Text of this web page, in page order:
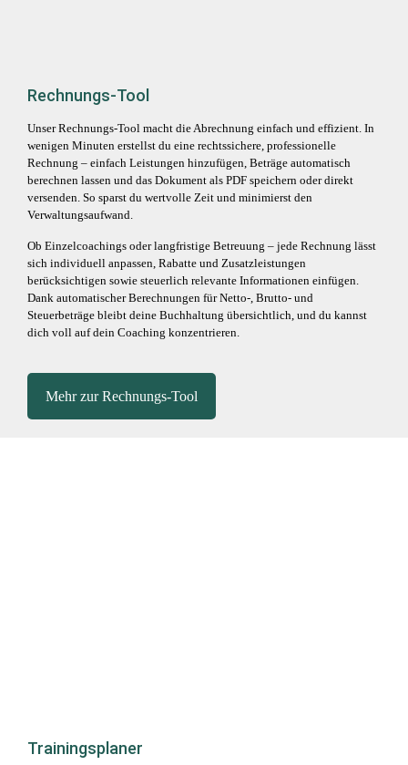
Rechnungs-Tool
Unser Rechnungs-Tool macht die Abrechnung einfach und effizient. In
wenigen Minuten erstellst du eine rechtssichere, professionelle
Rechnung – einfach Leistungen hinzufügen, Beträge automatisch
berechnen lassen und das Dokument als PDF speichern oder direkt
versenden. So sparst du wertvolle Zeit und minimierst den
Verwaltungsaufwand.
Ob Einzelcoachings oder langfristige Betreuung – jede Rechnung lässt
sich individuell anpassen, Rabatte und Zusatzleistungen
berücksichtigen sowie steuerlich relevante Informationen einfügen.
Dank automatischer Berechnungen für Netto-, Brutto- und
Steuerbeträge bleibt deine Buchhaltung übersichtlich, und du kannst
dich voll auf dein Coaching konzentrieren.
Mehr zur Rechnungs-Tool
Trainingsplaner